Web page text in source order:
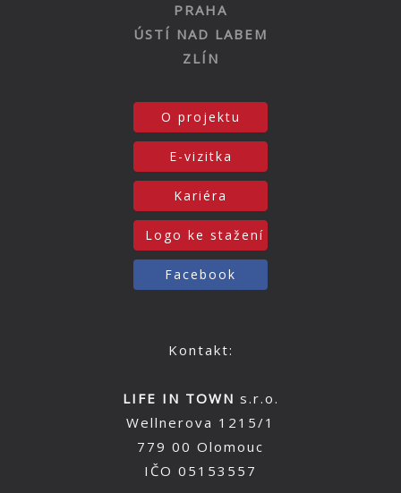
PRAHA
ÚSTÍ NAD LABEM
ZLÍN
O projektu
E-vizitka
Kariéra
Logo ke stažení
Facebook
Kontakt:
LIFE IN TOWN s.r.o.
Wellnerova 1215/1
779 00 Olomouc
IČO 05153557